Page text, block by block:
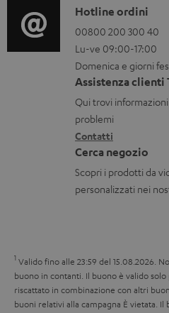
i
l
i
z
i
o
n
i
d
i
p
z
i
o
r
m
a
z
i
o
n
i
a
n
C
o
n
t
a
t
t
i
Hotline ordini
00800 200 300 40
Lu-ve 09:00-17:00
Domenica e giorni
Assistenza clienti
Qui trovi
problemi
Contatti
Cerca negozio
Scopri i prodotti da
personalizzati nei
1 Valido fino alle 23:59 del 15.08.2026.
buono in contanti. Il buono è valido
riscattato in combinazione con altri
buoni relativi alla campagna È vietata.